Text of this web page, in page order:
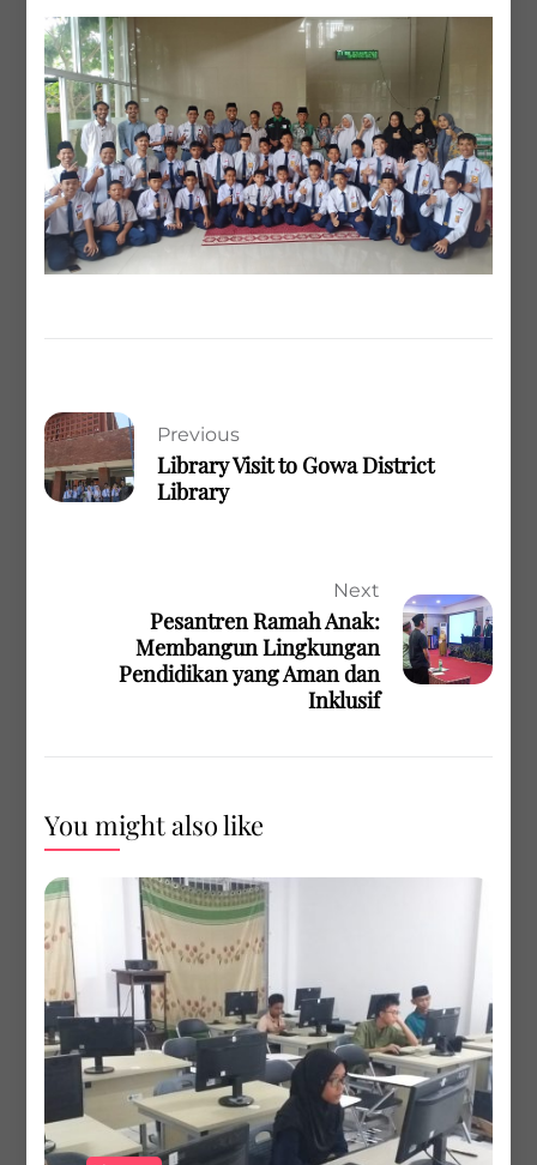
Previous
Library Visit to Gowa District
Library
Next
Pesantren Ramah Anak:
Membangun Lingkungan
Pendidikan yang Aman dan
Inklusif
You might also like